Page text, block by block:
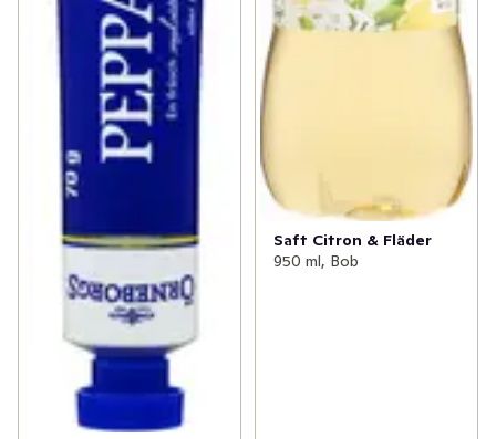
Saft Citron & Fläder
950 ml, Bob